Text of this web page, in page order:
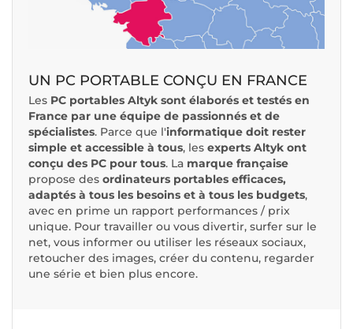
UN PC PORTABLE CONÇU EN FRANCE
Les PC portables Altyk sont élaborés et testés en
France par une équipe de passionnés et de
spécialistes. Parce que l'informatique doit rester
simple et accessible à tous, les experts Altyk ont
conçu des PC pour tous. La marque française
propose des ordinateurs portables efficaces,
adaptés à tous les besoins et à tous les budgets,
avec en prime un rapport performances / prix
unique. Pour travailler ou vous divertir, surfer sur le
net, vous informer ou utiliser les réseaux sociaux,
retoucher des images, créer du contenu, regarder
une série et bien plus encore.